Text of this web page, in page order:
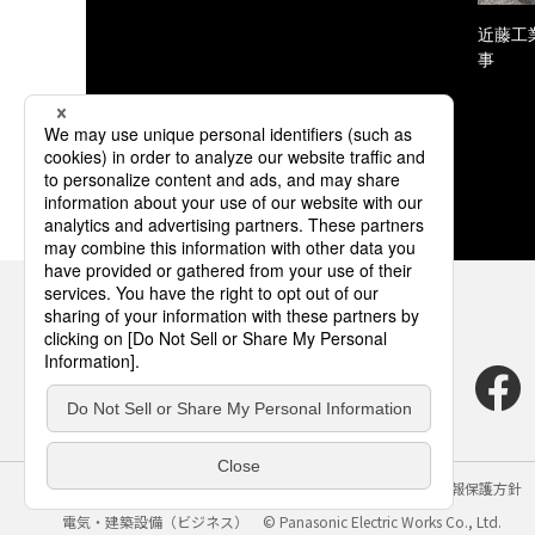
近藤工
事
サイトのご利用にあたって クッキーポリシー
個人情報保護方針
電気・建築設備（ビジネス）
© Panasonic Electric Works Co., Ltd.